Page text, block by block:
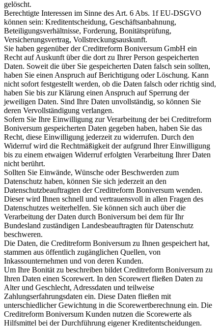
gelöscht.
Berechtigte Interessen im Sinne des Art. 6 Abs. 1f EU-DSGVO
können sein: Kreditentscheidung, Geschäftsanbahnung,
Beteiligungsverhältnisse, Forderung, Bonitätsprüfung,
Versicherungsvertrag, Vollstreckungsauskunft.
Sie haben gegenüber der Creditreform Boniversum GmbH ein
Recht auf Auskunft über die dort zu Ihrer Person gespeicherten
Daten. Soweit die über Sie gespeicherten Daten falsch sein sollten,
haben Sie einen Anspruch auf Berichtigung oder Löschung. Kann
nicht sofort festgestellt werden, ob die Daten falsch oder richtig sind,
haben Sie bis zur Klärung einen Anspruch auf Sperrung der
jeweiligen Daten. Sind Ihre Daten unvollständig, so können Sie
deren Vervollständigung verlangen.
Sofern Sie Ihre Einwilligung zur Verarbeitung der bei Creditreform
Boniversum gespeicherten Daten gegeben haben, haben Sie das
Recht, diese Einwilligung jederzeit zu widerrufen. Durch den
Widerruf wird die Rechtmäßigkeit der aufgrund Ihrer Einwilligung
bis zu einem etwaigen Widerruf erfolgten Verarbeitung Ihrer Daten
nicht berührt.
Sollten Sie Einwände, Wünsche oder Beschwerden zum
Datenschutz haben, können Sie sich jederzeit an den
Datenschutzbeauftragten der Creditreform Boniversum wenden.
Dieser wird Ihnen schnell und vertrauensvoll in allen Fragen des
Datenschutzes weiterhelfen. Sie können sich auch über die
Verarbeitung der Daten durch Boniversum bei dem für Ihr
Bundesland zuständigen Landesbeauftragten für Datenschutz
beschweren.
Die Daten, die Creditreform Boniversum zu Ihnen gespeichert hat,
stammen aus öffentlich zugänglichen Quellen, von
Inkassounternehmen und von deren Kunden.
Um Ihre Bonität zu beschreiben bildet Creditreform Boniversum zu
Ihren Daten einen Scorewert. In den Scorewert fließen Daten zu
Alter und Geschlecht, Adressdaten und teilweise
Zahlungserfahrungsdaten ein. Diese Daten fließen mit
unterschiedlicher Gewichtung in die Scorewertberechnung ein. Die
Creditreform Boniversum Kunden nutzen die Scorewerte als
Hilfsmittel bei der Durchführung eigener Kreditentscheidungen.